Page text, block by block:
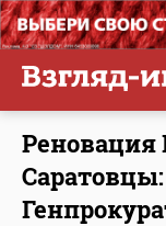
Реновация